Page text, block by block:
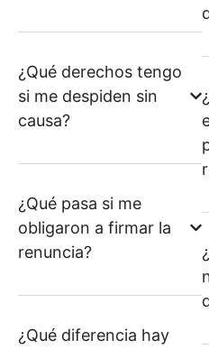
¿Qué derechos tengo
si me despiden sin
causa?
¿Qué pasa si me
obligaron a firmar la
renuncia?
¿Qué diferencia hay